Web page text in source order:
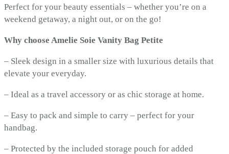
Perfect for your beauty essentials – whether you’re on a
weekend getaway, a night out, or on the go!
Why choose Amelie Soie Vanity Bag Petite
– Sleek design in a smaller size with luxurious details that
elevate your everyday.
– Ideal as a travel accessory or as chic storage at home.
– Easy to pack and simple to carry – perfect for your
handbag.
– Protected by the included storage pouch for added